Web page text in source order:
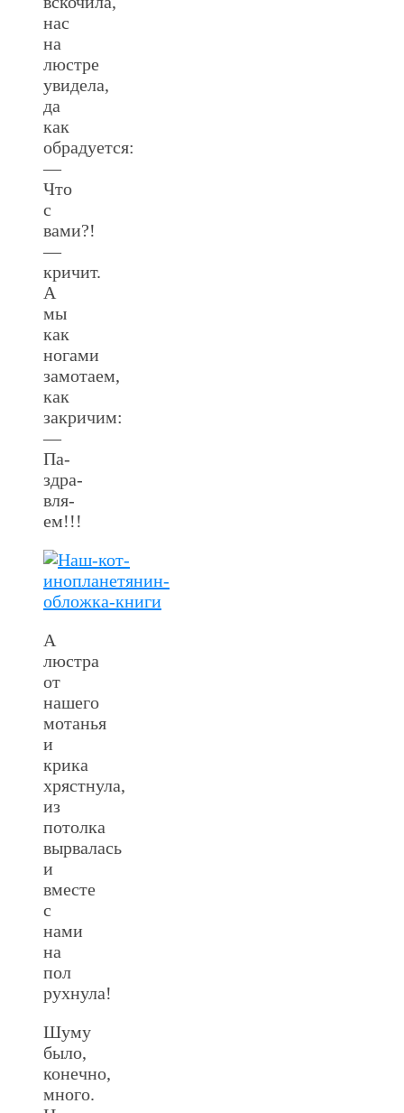
нас
на
люстре
увидела,
да
как
обрадуется:
—
Что
с
вами?!
—
кричит.
А
мы
как
ногами
замотаем,
как
закричим:
—
Па-
здра-
вля-
ем!!!
А
люстра
от
нашего
мотанья
и
крика
хрястнула,
из
потолка
вырвалась
и
вместе
с
нами
на
пол
рухнула!
Шуму
было,
конечно,
много.